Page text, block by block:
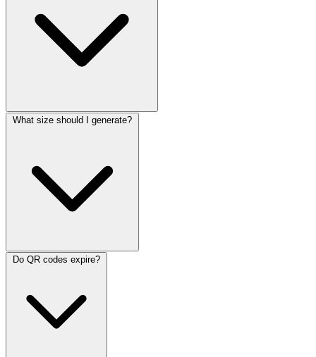
What size should I generate?
Do QR codes expire?